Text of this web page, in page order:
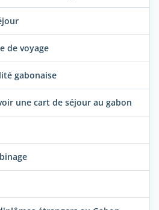
de voyage
gabonaise
une cart de séjour au gabon